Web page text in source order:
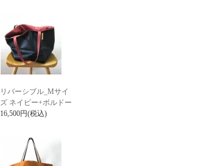
リバーシブル_Mサイ
ズ ネイビー+ボルドー
16,500円(税込)